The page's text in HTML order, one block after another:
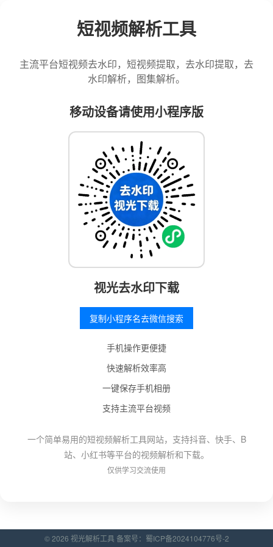
短视频解析工具
主流平台短视频去水印，短视频提取，去水印提取，去
水印解析，图集解析。
移动设备请使用小程序版
视光去水印下载
复制小程序名去微信搜索
手机操作更便捷
快速解析效率高
一键保存手机相册
支持主流平台视频
一个简单易用的短视频解析工具网站，支持抖音、快手、B
站、小红书等平台的视频解析和下载。
仅供学习交流使用
© 2026 视光解析工具 备案号： 蜀ICP备2024104776号-2